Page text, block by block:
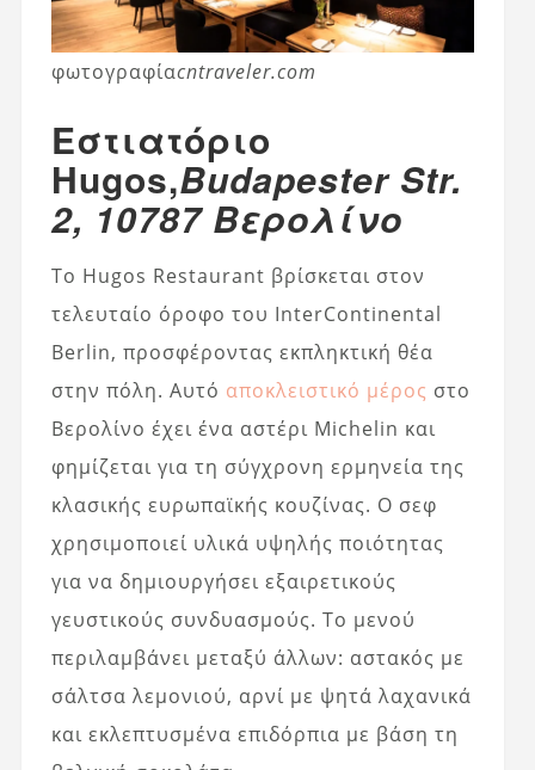
φωτογραφίαcntraveler.com
Εστιατόριο
Hugos,Budapester Str.
2, 10787 Βερολίνο
Το Hugos Restaurant βρίσκεται στον
τελευταίο όροφο του InterContinental
Berlin, προσφέροντας εκπληκτική θέα
στην πόλη. Αυτό αποκλειστικό μέρος στο
Βερολίνο έχει ένα αστέρι Michelin και
φημίζεται για τη σύγχρονη ερμηνεία της
κλασικής ευρωπαϊκής κουζίνας. Ο σεφ
χρησιμοποιεί υλικά υψηλής ποιότητας
για να δημιουργήσει εξαιρετικούς
γευστικούς συνδυασμούς. Το μενού
περιλαμβάνει μεταξύ άλλων: αστακός με
σάλτσα λεμονιού, αρνί με ψητά λαχανικά
και εκλεπτυσμένα επιδόρπια με βάση τη